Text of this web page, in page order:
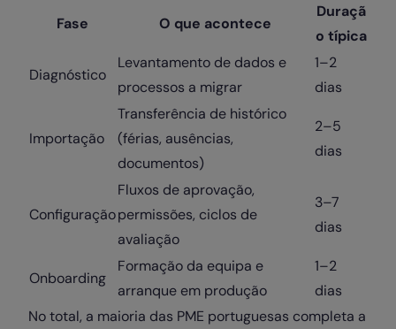
Fase O que acontece
Duraçã
o típica
Diagnóstico
Levantamento de dados e
processos a migrar
1–2
dias
Importação
Transferência de histórico
(férias, ausências,
documentos)
2–5
dias
Configuração
Fluxos de aprovação,
permissões, ciclos de
avaliação
3–7
dias
Onboarding
Formação da equipa e
arranque em produção
1–2
dias
No total, a maioria das PME portuguesas completa a